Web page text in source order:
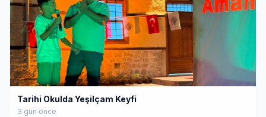
Tarihi Okulda Yeşilçam Keyfi
3 gün önce